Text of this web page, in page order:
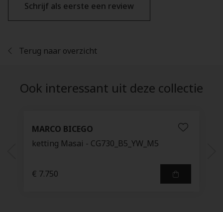
Schrijf als eerste een review
Terug naar overzicht
Ook interessant uit deze collectie
MARCO BICEGO
ketting Masai - CG730_B5_YW_M5
€ 7.750